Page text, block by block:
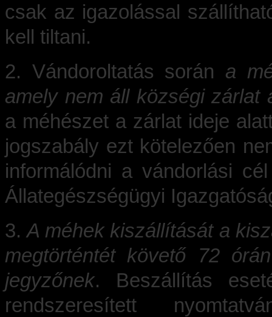
csak az igazolással
kell tiltani.
2. Vándoroltatás során a
amely nem áll községi zárlat
a méhészet a zárlat ideje
jogszabály ezt kötelezően
informálódni a vándorlási
Állategészségügyi
3.A méhek kiszállítását a
megtörténtét követő 72
jegyzőnek. Beszállítás
rendszeresített